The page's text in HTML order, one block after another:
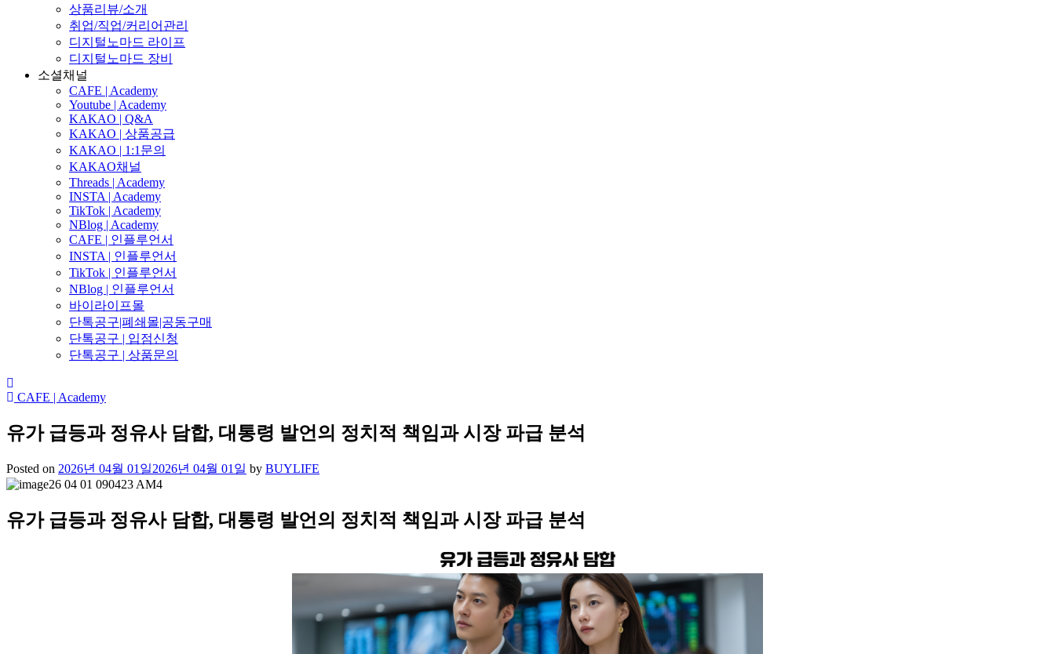
상품리뷰/소개
취업/직업/커리어관리
디지털노마드 라이프
디지털노마드 장비
소셜채널
CAFE | Academy
Youtube | Academy
KAKAO | Q&A
KAKAO | 상품공급
KAKAO | 1:1문의
KAKAO채널
Threads | Academy
INSTA | Academy
TikTok | Academy
NBlog | Academy
CAFE | 인플루언서
INSTA | 인플루언서
TikTok | 인플루언서
NBlog | 인플루언서
바이라이프몰
단톡공구|폐쇄몰|공동구매
단톡공구 | 입점신청
단톡공구 | 상품문의
CAFE | Academy
유가 급등과 정유사 담합, 대통령 발언의 정치적 책임과 시장 파급 분석
Posted on 2026년 04월 01일2026년 04월 01일 by BUYLIFE
유가 급등과 정유사 담합, 대통령 발언의 정치적 책임과 시장 파급 분석